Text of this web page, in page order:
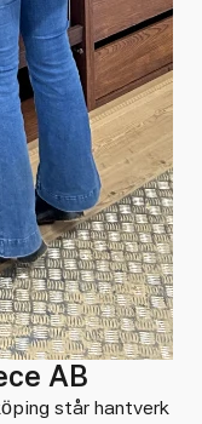
AB
står hantverk